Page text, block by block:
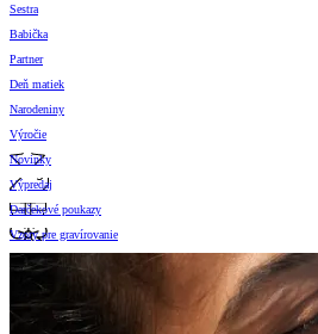
Sestra
Babička
Partner
Deň matiek
Narodeniny
Výročie
Novinky
Výpredaj
Darčekové poukazy
Vzory pre gravírovanie